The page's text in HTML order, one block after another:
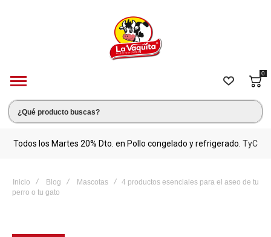
0
Todos los Martes 20% Dto. en Pollo congelado y refrigerado. TyC
Inicio Blog Mascotas
4 productos esenciales para el aseo de tu
perro o tu gato